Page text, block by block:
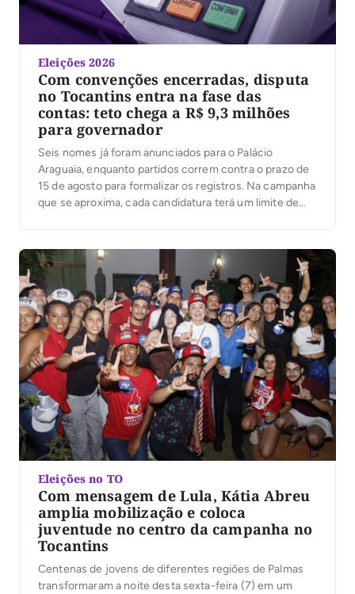
Eleições 2026
Com convenções encerradas, disputa
no Tocantins entra na fase das
contas: teto chega a R$ 9,3 milhões
para governador
Seis nomes já foram anunciados para o Palácio
Araguaia, enquanto partidos correm contra o prazo de
15 de agosto para formalizar os registros. Na campanha
que se aproxima, cada candidatura terá um limite de
e seis candidaturas anunciadas ao governo do […]
Eleições no TO
Com mensagem de Lula, Kátia Abreu
amplia mobilização e coloca
juventude no centro da campanha no
Tocantins
Centenas de jovens de diferentes regiões de Palmas
transformaram a noite desta sexta-feira (7) em um